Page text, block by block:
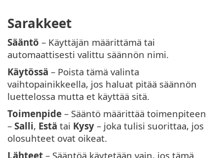
Sarakkeet
Sääntö – Käyttäjän määrittämä tai
automaattisesti valittu säännön nimi.
Käytössä – Poista tämä valinta
vaihtopainikkeella, jos haluat pitää säännön
luettelossa mutta et käyttää sitä.
Toimenpide – Sääntö määrittää toimenpiteen
– Salli, Estä tai Kysy – joka tulisi suorittaa, jos
olosuhteet ovat oikeat.
Lähteet – Sääntöä käytetään vain, jos tämä